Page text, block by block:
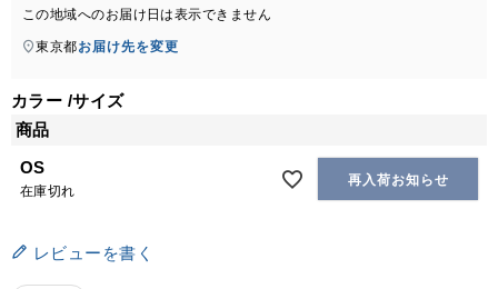
この地域へのお届け日は表示できません
東京都お届け先を変更
カラー サイズ
商品
OS
在庫切れ
再入荷お知らせ
レビューを書く